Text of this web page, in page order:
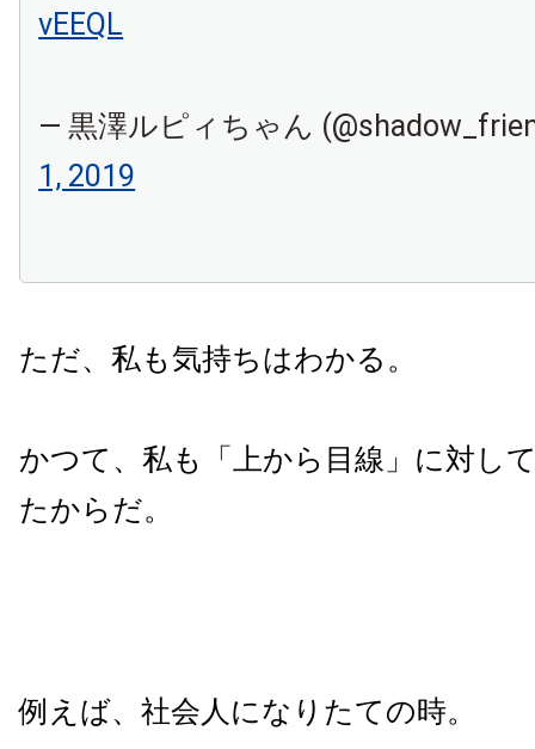
vEEQL
— 黒澤ルピィちゃん
1, 2019
ただ、私も気持ちはわかる。
かつて、私も「上から目線」に対し
たからだ。
例えば、社会人になりたての時。